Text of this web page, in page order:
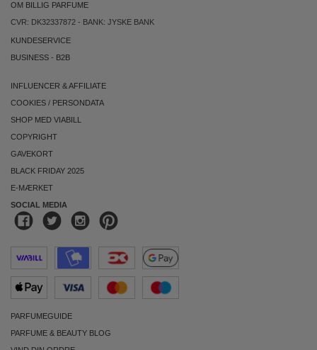
OM BILLIG PARFUME
CVR: DK32337872 - BANK: JYSKE BANK
KUNDESERVICE
BUSINESS - B2B
INFLUENCER & AFFILIATE
COOKIES / PERSONDATA
SHOP MED VIABILL
COPYRIGHT
GAVEKORT
BLACK FRIDAY 2025
E-MÆRKET
SOCIAL MEDIA
PARFUMEGUIDE
PARFUME & BEAUTY BLOG